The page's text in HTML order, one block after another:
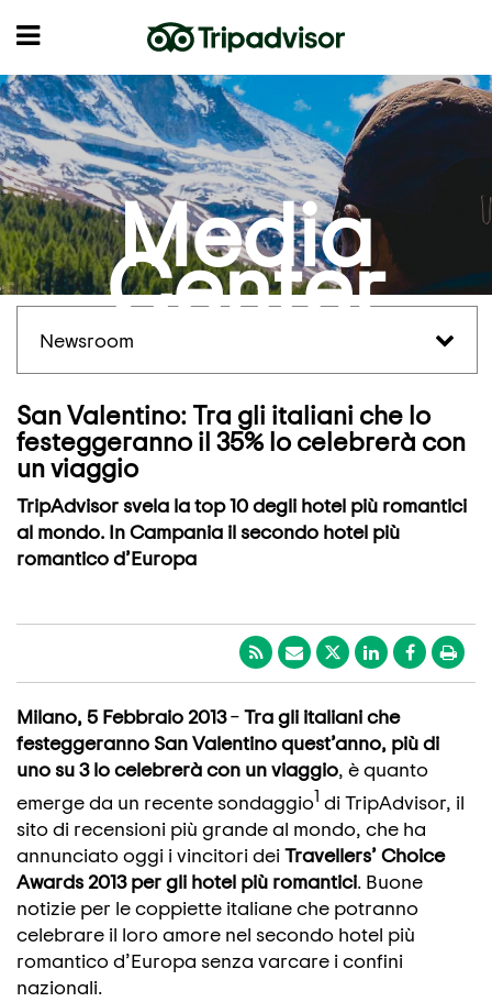
Media
Center
Newsroom
San Valentino: Tra gli italiani che lo
festeggeranno il 35% lo celebrerà con
un viaggio
TripAdvisor svela la top 10 degli hotel più romantici
al mondo. In Campania il secondo hotel più
romantico d’Europa
Milano, 5 Febbraio 2013–Tra gli italiani che
festeggeranno San Valentino quest’anno, più di
uno su 3 lo celebrerà con un viaggio, è quanto
emerge da un recente sondaggio1 di TripAdvisor, il
sito di recensioni più grande al mondo, che ha
annunciato oggi i vincitori deiTravellers’ Choice
Awards 2013 per gli hotel più romantici. Buone
notizie per le coppiette italiane che potranno
celebrare il loro amore nel secondo hotel più
romantico d’Europa senza varcare i confini
nazionali.